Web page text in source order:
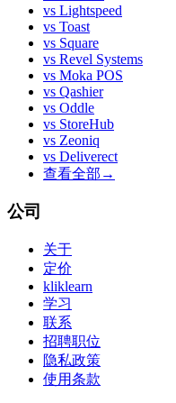
vs Lightspeed
vs Toast
vs Square
vs Revel Systems
vs Moka POS
vs Qashier
vs Oddle
vs StoreHub
vs Zeoniq
vs Deliverect
查看全部 →
公司
关于
定价
kliklearn
学习
联系
招聘职位
隐私政策
使用条款